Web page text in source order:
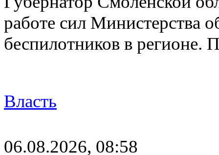
работе сил Министерства
беспилотников в регионе.
Власть
06.08.2026, 08:58